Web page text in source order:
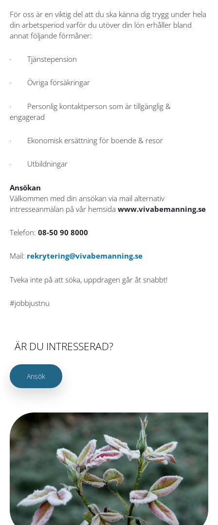
För oss är en viktig del att du ska känna dig trygg under hela
din arbetsperiod varför du utöver din lön erhåller bland
annat följande förmåner:
· Tjänstepension
· Övriga försäkringar
· Personlig kontaktperson som är tillgänglig &
engagerad
· Ekonomisk ersättning för boende & resor
· Utbildningar
Ansökan
Välkommen med din ansökan via mail alternativ
intresseanmälan på vår hemsida www.vivabemanning.se
Telefon: 08-50 90 8000
Mail: rekrytering@vivabemanning.se
Tveka inte på att söka, uppdragen går åt snabbt!
#jobbjustnu
ÄR DU INTRESSERAD?
Ansök